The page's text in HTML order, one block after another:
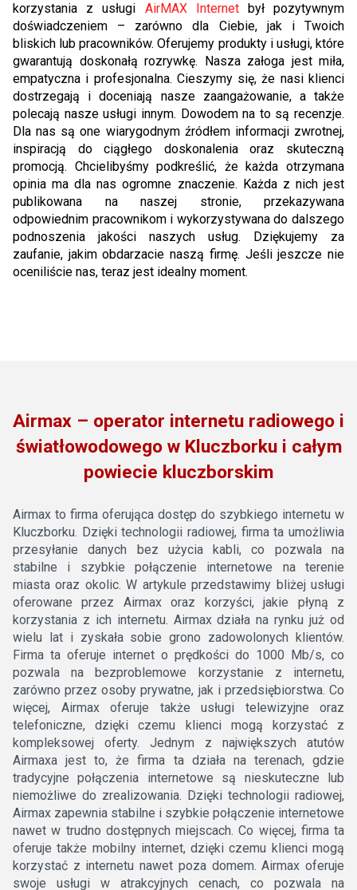
korzystania z usługi AirMAX Internetbył pozytywnym
doświadczeniem – zarówno dla Ciebie, jak i Twoich
bliskich lub pracowników. Oferujemy produkty i usługi, które
gwarantują doskonałą rozrywkę. Nasza załoga jest miła,
empatyczna i profesjonalna. Cieszymy się, że nasi klienci
dostrzegają i doceniają nasze zaangażowanie, a także
polecają nasze usługi innym. Dowodem na to są recenzje.
Dla nas są one wiarygodnym źródłem informacji zwrotnej,
inspiracją do ciągłego doskonalenia oraz skuteczną
promocją. Chcielibyśmy podkreślić, że każda otrzymana
opinia ma dla nas ogromne znaczenie. Każda z nich jest
publikowana na naszej stronie, przekazywana
odpowiednim pracownikom i wykorzystywana do dalszego
podnoszenia jakości naszych usług. Dziękujemy za
zaufanie, jakim obdarzacie naszą firmę. Jeśli jeszcze nie
oceniliście nas, teraz jest idealny moment.
Airmax – operator internetu radiowego i
światłowodowego w Kluczborku i całym
powiecie kluczborskim
Airmax to firma oferująca dostęp do szybkiego internetu w
Kluczborku. Dzięki technologii radiowej, firma ta umożliwia
przesyłanie danych bez użycia kabli, co pozwala na
stabilne i szybkie połączenie internetowe na terenie
miasta oraz okolic. W artykule przedstawimy bliżej usługi
oferowane przez Airmax oraz korzyści, jakie płyną z
korzystania z ich internetu. Airmax działa na rynku już od
wielu lat i zyskała sobie grono zadowolonych klientów.
Firma ta oferuje internet o prędkości do 1000 Mb/s, co
pozwala na bezproblemowe korzystanie z internetu,
zarówno przez osoby prywatne, jak i przedsiębiorstwa. Co
więcej, Airmax oferuje także usługi telewizyjne oraz
telefoniczne, dzięki czemu klienci mogą korzystać z
kompleksowej oferty. Jednym z największych atutów
Airmaxa jest to, że firma ta działa na terenach, gdzie
tradycyjne połączenia internetowe są nieskuteczne lub
niemożliwe do zrealizowania. Dzięki technologii radiowej,
Airmax zapewnia stabilne i szybkie połączenie internetowe
nawet w trudno dostępnych miejscach. Co więcej, firma ta
oferuje także mobilny internet, dzięki czemu klienci mogą
korzystać z internetu nawet poza domem. Airmax oferuje
swoje usługi w atrakcyjnych cenach, co pozwala na